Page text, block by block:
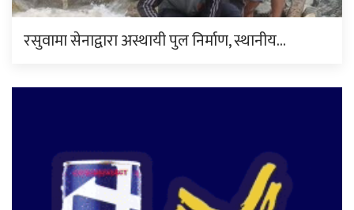
रसुवामा सेनाद्वारा अस्थायी पुल निर्माण, स्थानीय…